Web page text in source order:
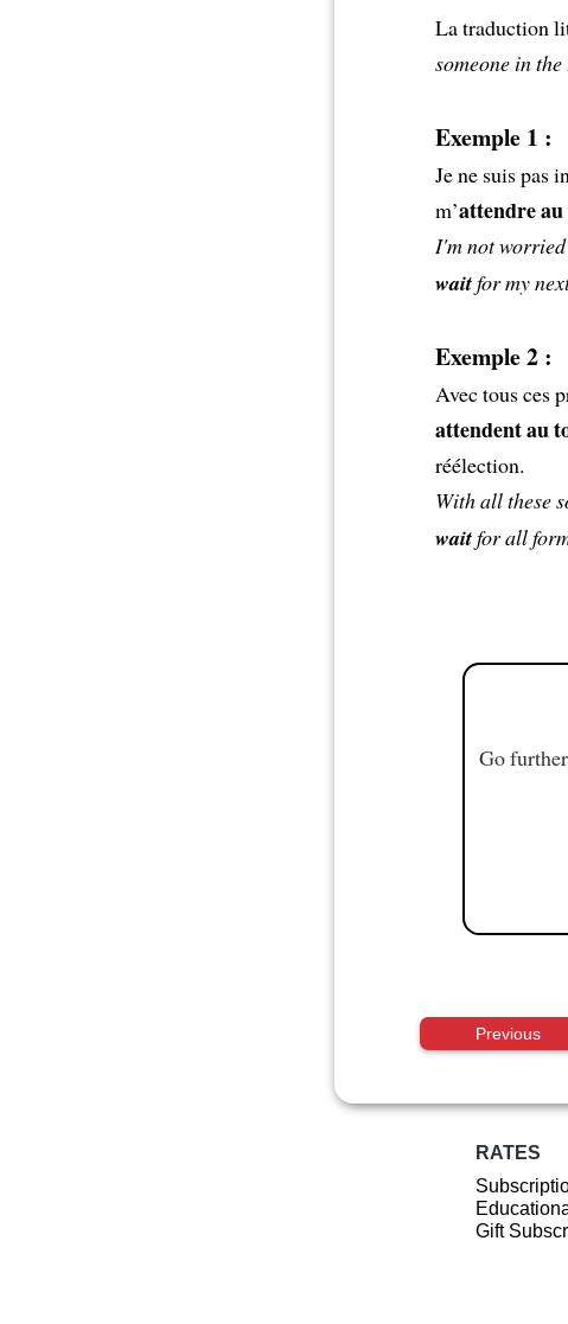
La traduction
someone in
Exemple 1 :
Je ne suis pas
m’attendre
I'm not
waitfor my
Exemple 2 :
Avec tous ces
attendent au
réélection.
With all these
waitfor all
Go
Previous
RATES
Gift